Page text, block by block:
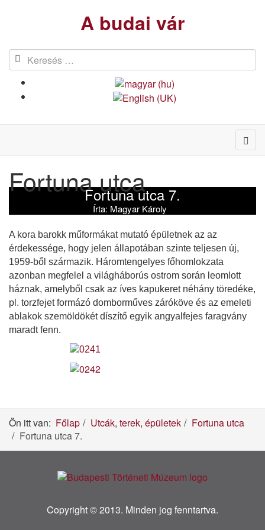
A budai vár
Fortuna utca
Fortuna utca 7.
Írta: Magyar Károly
A kora barokk műformákat mutató épületnek az az
érdekessége, hogy jelen állapotában szinte teljesen új,
1959-ből származik. Háromtengelyes főhomlokzata
azonban megfelel a világháborús ostrom során leomlott
háznak, amelyből csak az íves kapukeret néhány töredéke,
pl. torzfejet formázó domborműves záróköve és az emeleti
ablakok szemöldökét díszítő egyik angyalfejes faragvány
maradt fenn.
Ön itt van: Főlap Utcák, terek, épületek
Fortuna utca
Fortuna utca 7.
Copyright © 2013. Minden jog fenntartva.